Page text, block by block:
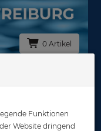
0 Artikel
Funktionen
Website dringend